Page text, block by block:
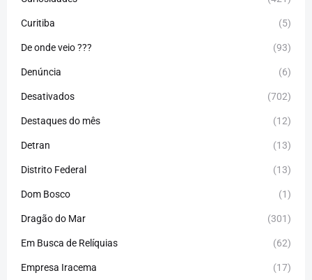
Curitiba (5)
De onde veio ??? (93)
Denúncia (6)
Desativados (702)
Destaques do mês (12)
Detran (13)
Distrito Federal (13)
Dom Bosco (1)
Dragão do Mar (301)
Em Busca de Relíquias (62)
Empresa Iracema (17)